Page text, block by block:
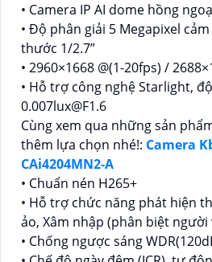
• Camera IP AI dome hồng
• Độ phân giải 5 Megapixel
thước 1/2.7”
• 2960×1668 @(1-20fps) /
• Hỗ trợ công nghệ Starlight,
0.007lux@F1.6
Cùng xem qua những sản
thêm lựa chọn nhé!: Camera
CAi4204MN2-A
• Chuẩn nén H265+
• Hỗ trợ chức năng phát hiện
ảo, Xâm nhập (phân biệt người
• Chống ngược sáng